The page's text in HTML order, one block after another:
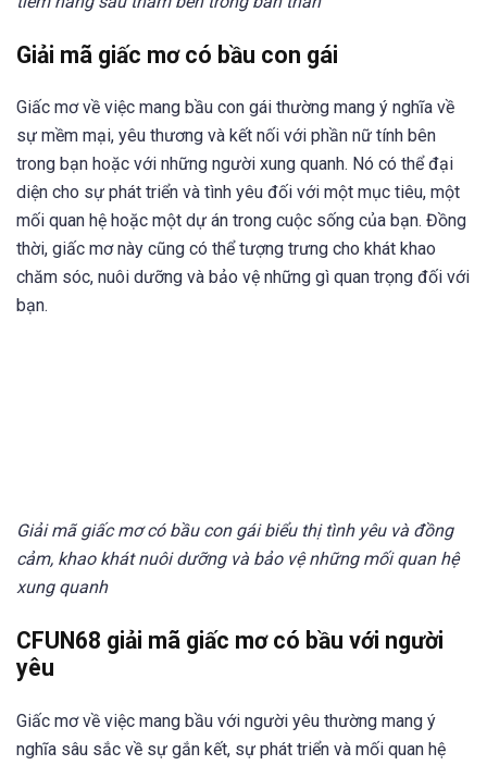
Giải mã giấc mơ có bầu con gái
Giấc mơ về việc mang bầu con gái thường mang ý nghĩa về
sự mềm mại, yêu thương và kết nối với phần nữ tính bên
trong bạn hoặc với những người xung quanh. Nó có thể đại
diện cho sự phát triển và tình yêu đối với một mục tiêu, một
mối quan hệ hoặc một dự án trong cuộc sống của bạn. Đồng
thời, giấc mơ này cũng có thể tượng trưng cho khát khao
chăm sóc, nuôi dưỡng và bảo vệ những gì quan trọng đối với
bạn.
Giải mã giấc mơ có bầu con gái biểu thị tình yêu và đồng
cảm, khao khát nuôi dưỡng và bảo vệ những mối quan hệ
xung quanh
CFUN68 giải mã giấc mơ có bầu với người
yêu
Giấc mơ về việc mang bầu với người yêu thường mang ý
nghĩa sâu sắc về sự gắn kết, sự phát triển và mối quan hệ